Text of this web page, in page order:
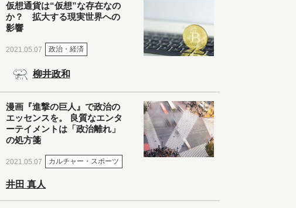
仮想通貨は“仮想”な存在なの
か？ 拡大する現実世界への
影響
2021.05.07 政治・経済
柳井政和
漫画『進撃の巨人』で政治の
エッセンスを。 良質なエンタ
ーテイメントは「政治離れ」
の処方箋
2021.05.07 カルチャー・スポーツ
井田 真人